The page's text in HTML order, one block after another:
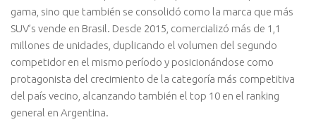
gama, sino que también se consolidó como la marca que más
SUV’s vende en Brasil. Desde 2015, comercializó más de 1,1
millones de unidades, duplicando el volumen del segundo
competidor en el mismo período y posicionándose como
protagonista del crecimiento de la categoría más competitiva
del país vecino, alcanzando también el top 10 en el ranking
general en Argentina.